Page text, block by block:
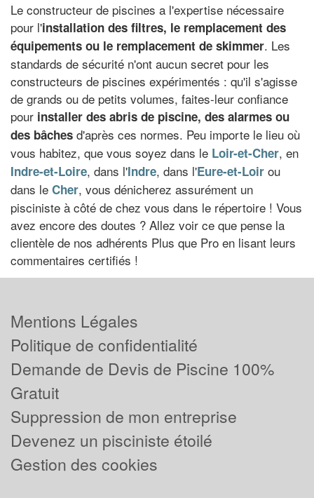
Le constructeur de piscines a l'expertise nécessaire
pour l'installation des filtres, le remplacement des
équipements ou le remplacement de skimmer. Les
standards de sécurité n'ont aucun secret pour les
constructeurs de piscines expérimentés : qu'il s'agisse
de grands ou de petits volumes, faites-leur confiance
pour installer des abris de piscine, des alarmes ou
des bâches d'après ces normes. Peu importe le lieu où
vous habitez, que vous soyez dans le Loir-et-Cher, en
Indre-et-Loire, dans l'Indre, dans l'Eure-et-Loir ou
dans le Cher, vous dénicherez assurément un
pisciniste à côté de chez vous dans le répertoire ! Vous
avez encore des doutes ? Allez voir ce que pense la
clientèle de nos adhérents Plus que Pro en lisant leurs
commentaires certifiés !
Mentions Légales
Politique de confidentialité
Demande de Devis de Piscine 100%
Gratuit
Suppression de mon entreprise
Devenez un pisciniste étoilé
Gestion des cookies